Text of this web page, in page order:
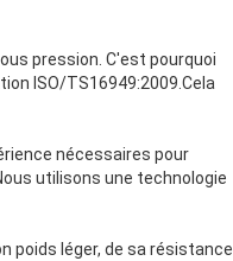
pression. C'est pourquoi
ISO/TS16949:2009.Cela
nécessaires pour
utilisons une technologie
poids léger, de sa résistance